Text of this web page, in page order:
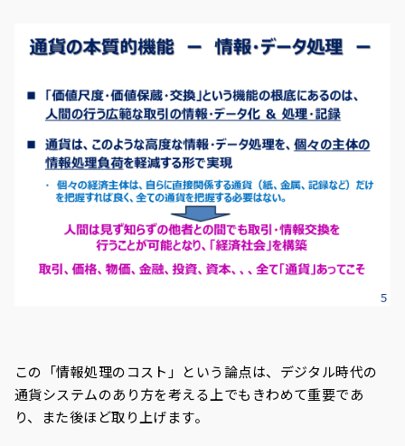
この「情報処理のコスト」という論点は、デジタル時代の
通貨システムのあり方を考える上でもきわめて重要であ
り、また後ほど取り上げます。